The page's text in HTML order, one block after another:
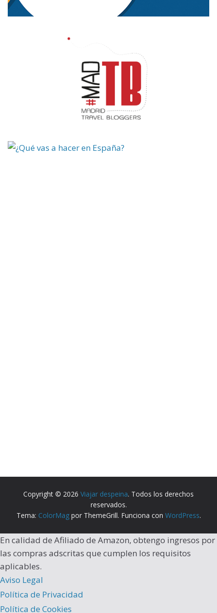
Copyright © 2026 Viajar despeina. Todos los derechos
reservados.
Tema: ColorMagpor ThemeGrill. Funciona con WordPress.
En calidad de Afiliado de Amazon, obtengo ingresos por
las compras adscritas que cumplen los requisitos
aplicables.
Aviso Legal
Política de Privacidad
Política de Cookies